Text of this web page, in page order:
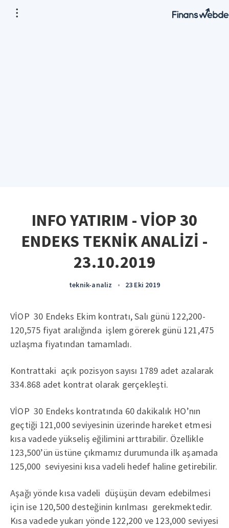
INFO YATIRIM - VİOP 30
ENDEKS TEKNİK ANALİZİ -
23.10.2019
teknik-analiz • 23 Eki 2019
VİOP 30 Endeks Ekim kontratı, Salı günü 122,200-
120,575 fiyat aralığında işlem görerek günü 121,475
uzlaşma fiyatından tamamladı.
Kontrattaki açık pozisyon sayısı 1789 adet azalarak
334.868 adet kontrat olarak gerçekleşti.
VİOP 30 Endeks kontratında 60 dakikalık HO’nın
geçtiği 121,000 seviyesinin üzerinde hareket etmesi
kısa vadede yükseliş eğilimini arttırabilir. Özellikle
123,500’ün üstüne çıkmamız durumunda ilk aşamada
125,000 seviyesini kısa vadeli hedef haline getirebilir.
Aşağı yönde kısa vadeli düşüşün devam edebilmesi
için ise 120,500 desteğinin kırılması gerekmektedir.
Kısa vadede yukarı yönde 122,200 ve 123,000 seviyesi